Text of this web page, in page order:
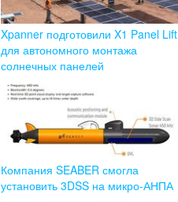
Xpanner подготовили X1 Panel Lift
для автономного монтажа
солнечных панелей
Компания SEABER смогла
установить 3DSS на микро-АНПА